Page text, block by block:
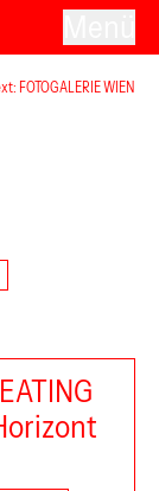
FOTOGALERIE WIEN